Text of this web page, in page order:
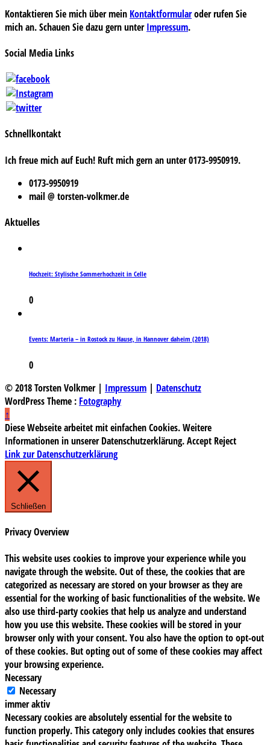
Kontaktieren Sie mich über mein Kontaktformularoder rufen Sie
mich an. Schauen Sie dazu gern unterImpressum.
Social Media Links
Schnellkontakt
Ich freue mich auf Euch! Ruft mich gern an unter 0173-9950919.
0173-9950919
mail @ torsten-volkmer.de
Aktuelles
Hochzeit: Stylische Sommerhochzeit in Celle
0
Events: Marteria – in Rostock zu Hause, in Hannover daheim (2018)
0
© 2018 Torsten Volkmer | Impressum | Datenschutz
WordPress Theme : Fotography
↑
Diese Webseite arbeitet mit einfachen Cookies. Weitere
Informationen in unserer Datenschutzerklärung.Accept Reject
Link zur Datenschutzerklärung
Schließen
Privacy Overview
This website uses cookies to improve your experience while you
navigate through the website. Out of these, the cookies that are
categorized as necessary are stored on your browser as they are
essential for the working of basic functionalities of the website. We
also use third-party cookies that help us analyze and understand
how you use this website. These cookies will be stored in your
browser only with your consent. You also have the option to opt-out
of these cookies. But opting out of some of these cookies may affect
your browsing experience.
Necessary
Necessary
immer aktiv
Necessary cookies are absolutely essential for the website to
function properly. This category only includes cookies that ensures